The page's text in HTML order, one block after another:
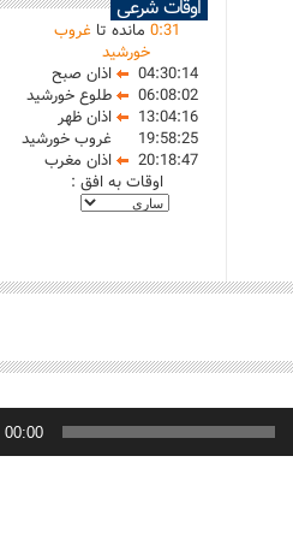
اوقات شرعی
0:31 مانده تاغروب
خورشید
04:30:14
اذان صبح
06:08:02
طلوع خورشید
13:04:16
اذان ظهر
19:58:25
غروب خورشید
20:18:47
اذان مغرب
اوقات به افق :
00:00